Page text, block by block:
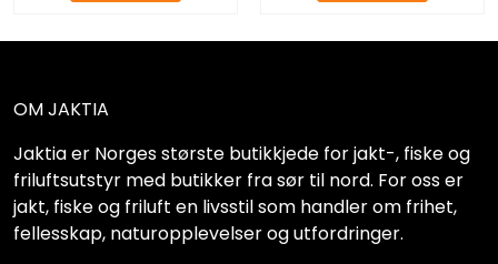
OM JAKTIA
Jaktia er Norges største butikkjede for jakt-, fiske og
friluftsutstyr med butikker fra sør til nord. For oss er
jakt, fiske og friluft en livsstil som handler om frihet,
fellesskap, naturopplevelser og utfordringer.